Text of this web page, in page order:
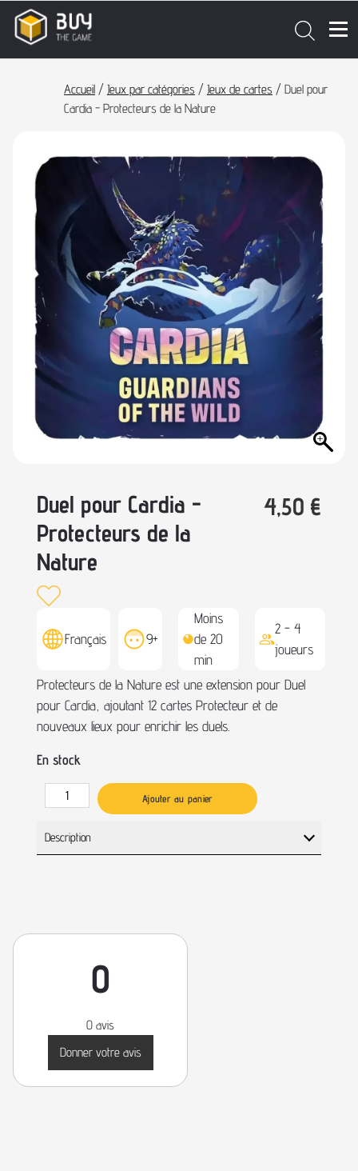
Accueil / Jeux par catégories / Jeux de cartes / Duel pour
Cardia - Protecteurs de la Nature
Duel pour Cardia -
Protecteurs de la
Nature
4,50 €
Français 9+
Moins
de 20
min
2 - 4
joueurs
Protecteurs de la Nature est une extension pour Duel
pour Cardia, ajoutant 12 cartes Protecteur et de
nouveaux lieux pour enrichir les duels.
En stock
Ajouter au panier
Description
0
0 avis
Donner votre avis